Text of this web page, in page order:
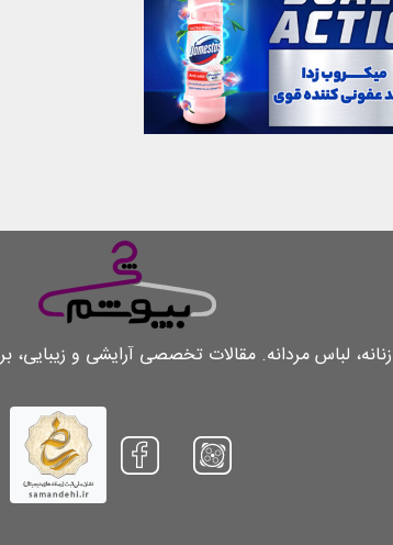
لباس مردانه. مقالات تخصصی آرایشی و زیبایی،